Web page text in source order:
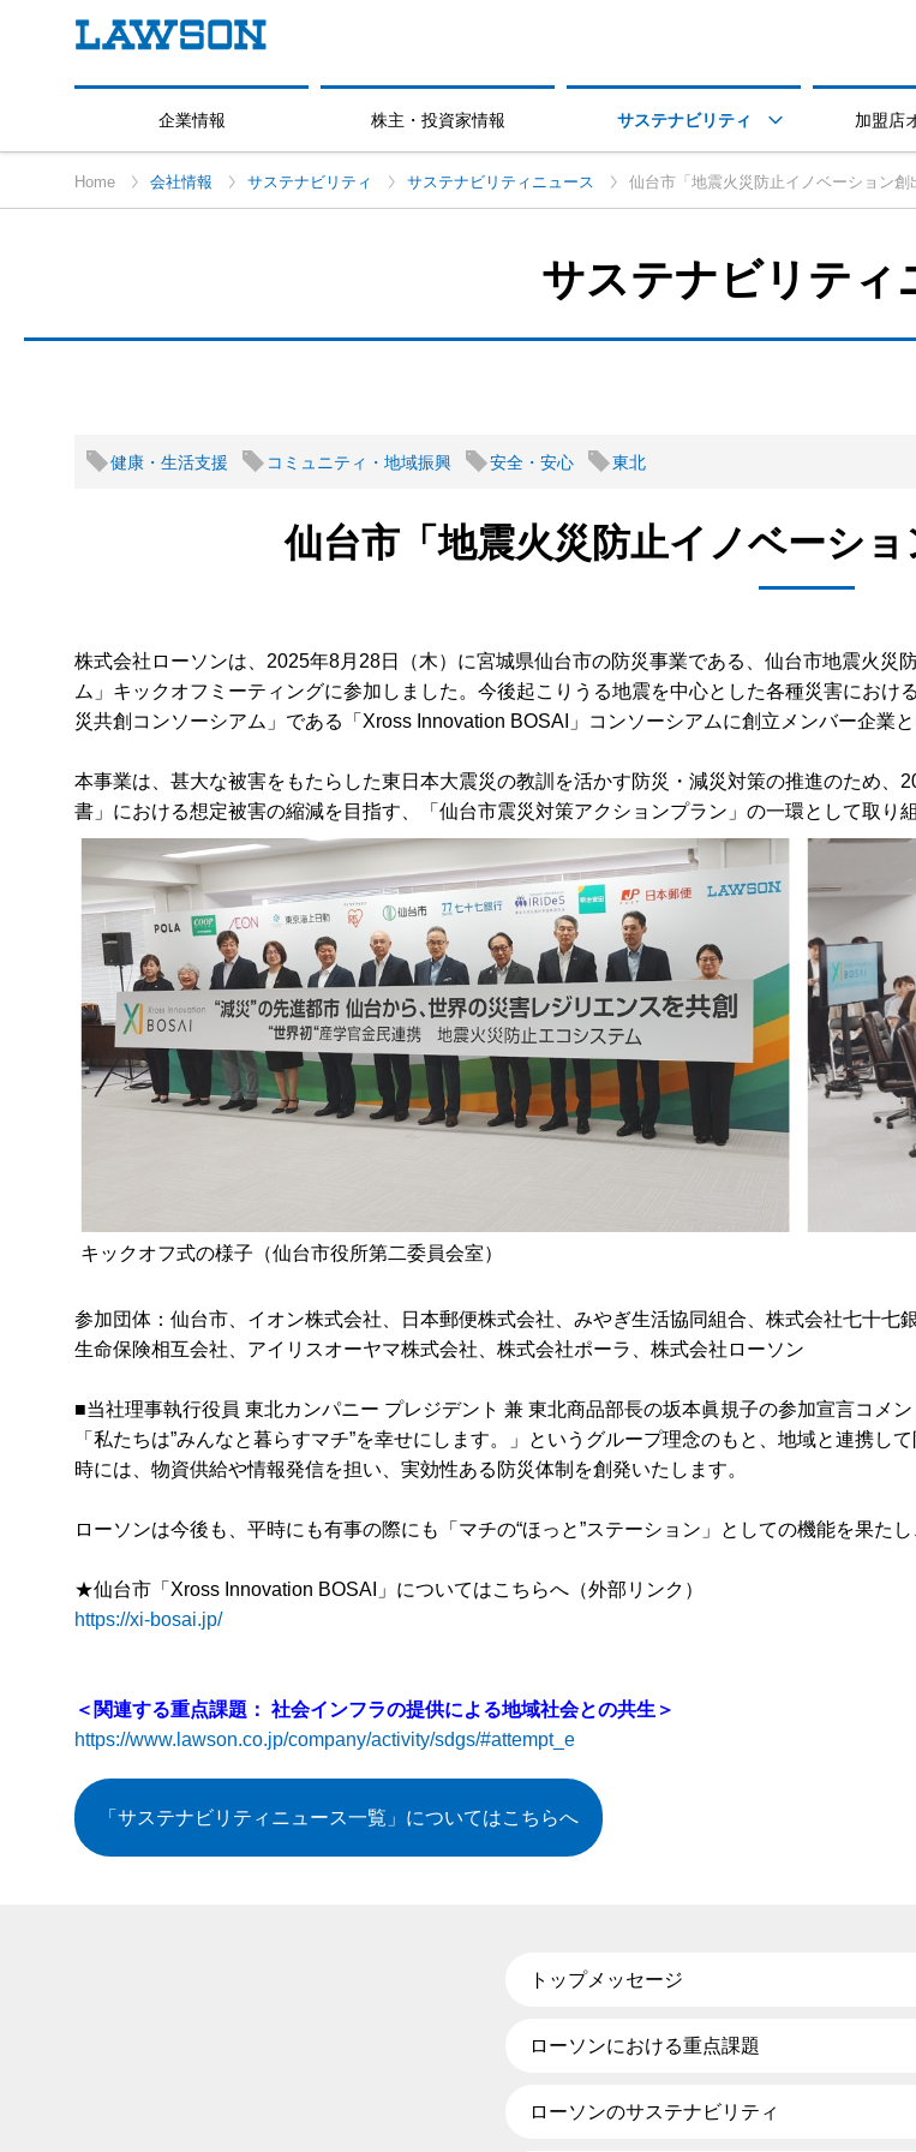
企業情報 株主・投資家情報 サステナビリティ  加盟店
Home 会社情報 サステナビリティ サステナビリティニュース 仙台市「地震火災防止イノベーション創
サステナビリティ
健康・生活支援 コミュニティ・地域振興 安全・安心 東北
仙台市「地震火災防止イノベーシ
株式会社ローソンは、2025年8月28日（木）に宮城県仙台市の防災事業である、仙台市地震火
ム」キックオフミーティングに参加しました。今後起こりうる地震を中心とした各種災害にお
災共創コンソーシアム」である「Xross Innovation BOSAI」コンソーシアムに創立メンバー企業と
本事業は、甚大な被害をもたらした東日本大震災の教訓を活かす防災・減災対策の推進のため
書」における想定被害の縮減を目指す、「仙台市震災対策アクションプラン」の一環として取り
キックオフ式の様子（仙台市役所第二委員会室）
参加団体：仙台市、イオン株式会社、日本郵便株式会社、みやぎ生活協同組合、株式会社七十
生命保険相互会社、アイリスオーヤマ株式会社、株式会社ポーラ、株式会社ローソン
■当社理事執行役員 東北カンパニー プレジデント 兼 東北商品部長の坂本眞規子の参加宣言コメン
「私たちは”みんなと暮らすマチ”を幸せにします。」というグループ理念のもと、地域と連携
時には、物資供給や情報発信を担い、実効性ある防災体制を創発いたします。
ローソンは今後も、平時にも有事の際にも「マチの“ほっと”ステーション」としての機能を果た
★仙台市「Xross Innovation BOSAI」についてはこちらへ（外部リンク）
https://xi-bosai.jp/
＜関連する重点課題： 社会インフラの提供による地域社会との共生＞
https://www.lawson.co.jp/company/activity/sdgs/#attempt_e
「サステナビリティニュース一覧」 についてはこちらへ
トップメッセージ
ローソンにおける重点課題
ローソンのサステナビリティ